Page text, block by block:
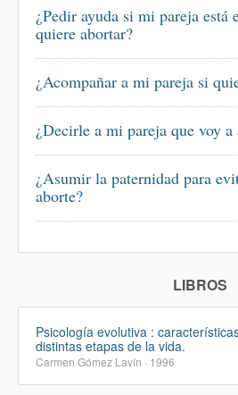
¿Pedir ayuda si mi pareja está
quiere abortar?
¿Acompañar a mi pareja si
¿Decirle a mi pareja que voy a
¿Asumir la paternidad para
aborte?
LIBROS
Psicología evolutiva :
distintas etapas de la vida.
Carmen Gómez Lavín · 1996